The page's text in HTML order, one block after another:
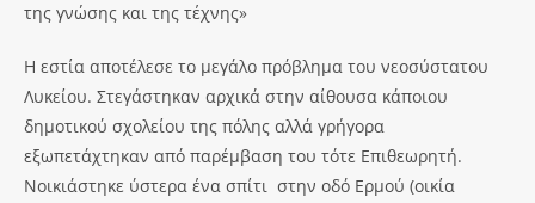
της γνώσης και της τέχνης»
Η εστία αποτέλεσε το μεγάλο πρόβλημα του νεοσύστατου
Λυκείου. Στεγάστηκαν αρχικά στην αίθουσα κάποιου
δημοτικού σχολείου της πόλης αλλά γρήγορα
εξωπετάχτηκαν από παρέμβαση του τότε Επιθεωρητή.
Νοικιάστηκε ύστερα ένα σπίτι στην οδό Ερμού (οικία